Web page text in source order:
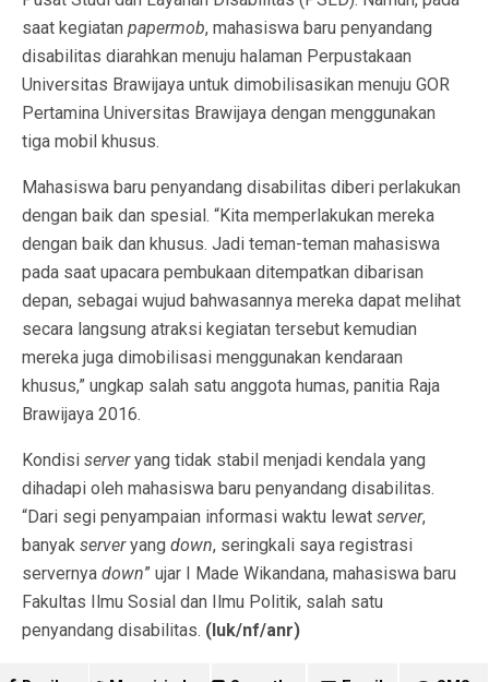
saat kegiatan papermob, mahasiswa baru penyandang
disabilitas diarahkan menuju halaman Perpustakaan
Universitas Brawijaya untuk dimobilisasikan menuju GOR
Pertamina Universitas Brawijaya dengan menggunakan
tiga mobil khusus.
Mahasiswa baru penyandang disabilitas diberi perlakukan
dengan baik dan spesial. “Kita memperlakukan mereka
dengan baik dan khusus. Jadi teman-teman mahasiswa
pada saat upacara pembukaan ditempatkan dibarisan
depan, sebagai wujud bahwasannya mereka dapat melihat
secara langsung atraksi kegiatan tersebut kemudian
mereka juga dimobilisasi menggunakan kendaraan
khusus,” ungkap salah satu anggota humas, panitia Raja
Brawijaya 2016.
Kondisi serveryang tidak stabil menjadi kendala yang
dihadapi oleh mahasiswa baru penyandang disabilitas.
“Dari segi penyampaian informasi waktu lewat server,
banyak serveryang down, seringkali saya registrasi
servernya down” ujar I Made Wikandana, mahasiswa baru
Fakultas Ilmu Sosial dan Ilmu Politik, salah satu
penyandang disabilitas. (luk/nf/anr)